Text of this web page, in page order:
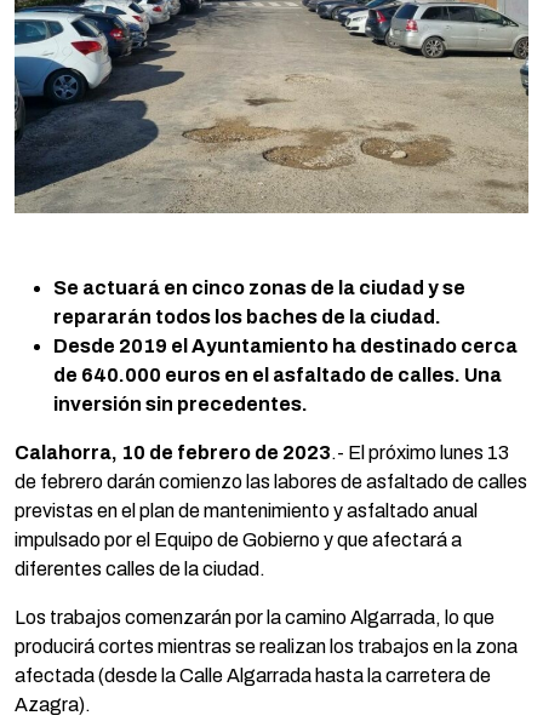
Se actuará en cinco zonas de la ciudad y se
repararán todos los baches de la ciudad.
Desde 2019 el Ayuntamiento ha destinado cerca
de 640.000 euros en el asfaltado de calles. Una
inversión sin precedentes.
Calahorra, 10 de febrero de 2023.- El próximo lunes 13
de febrero darán comienzo las labores de asfaltado de calles
previstas en el plan de mantenimiento y asfaltado anual
impulsado por el Equipo de Gobierno y que afectará a
diferentes calles de la ciudad.
Los trabajos comenzarán por la camino Algarrada, lo que
producirá cortes mientras se realizan los trabajos en la zona
afectada (desde la Calle Algarrada hasta la carretera de
Azagra).